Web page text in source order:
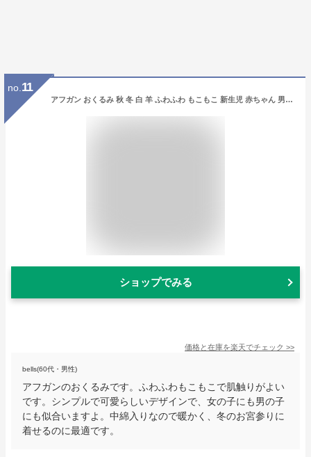
no. 11
アフガン おくるみ 秋 冬 白 羊 ふわふわ もこもこ 新生児 赤ちゃん 男の子 女の子 子供 退院 出産 お宮参り お祝い 暖かい 防寒 かわいい おしゃれ ワンポイント 中綿入り ギフト プレゼント ハーフバースデー 贈物 お祝い あす楽 送料無料
ショップでみる
価格と在庫を楽天でチェック >>
bells(60代・男性)
アフガンのおくるみです。ふわふわもこもこで肌触りがよい
です。シンプルで可愛らしいデザインで、女の子にも男の子
にも似合いますよ。中綿入りなので暖かく、冬のお宮参りに
着せるのに最適です。